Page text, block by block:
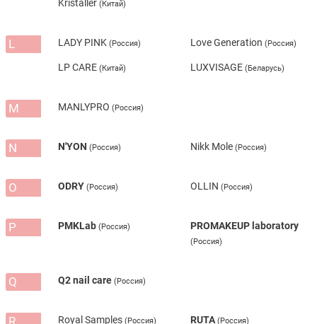
Kristaller(Китай)
L LADY PINK(Россия) Love Generation (Россия)
LP CARE(Китай) LUXVISAGE (Беларусь)
M MANLYPRO(Россия)
N N'YON(Россия) Nikk Mole (Россия)
O ODRY(Россия) OLLIN (Россия)
P PMKLab(Россия) PROMAKEUP laboratory
(Россия)
Q Q2 nail care(Россия)
R Royal Samples(Россия) RUTA (Россия)